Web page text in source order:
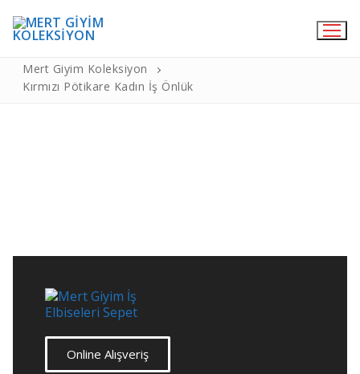
Medikal Terlik
Aşçı Kıyafetleri
Aşçı Ceketi
Kırmızı Pötikare Kadın İş Önlük
Mert Giyim Koleksiyon
Kırmızı Pötikare Kadın İş Önlük
Online Alışveriş